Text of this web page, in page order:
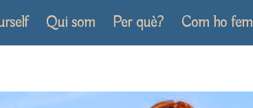
Qui som Per què? Com ho fem